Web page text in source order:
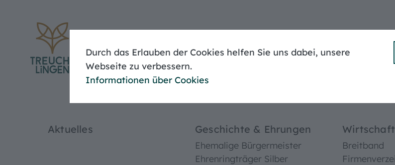
Durch das Erlauben der Cookies helfen Sie uns dabei, unsere
Webseite zu verbessern.
Informationen über Cookies
Baugenehmigung
Aktuelles Geschichte & Ehrungen
Ehemalige Bürgermeister
Ehrenringträger Silber
Breitband